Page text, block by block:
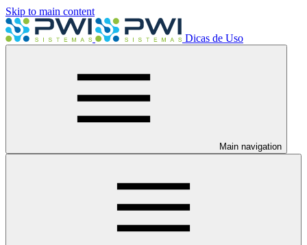
Skip to main content
Dicas de Uso
Main navigation